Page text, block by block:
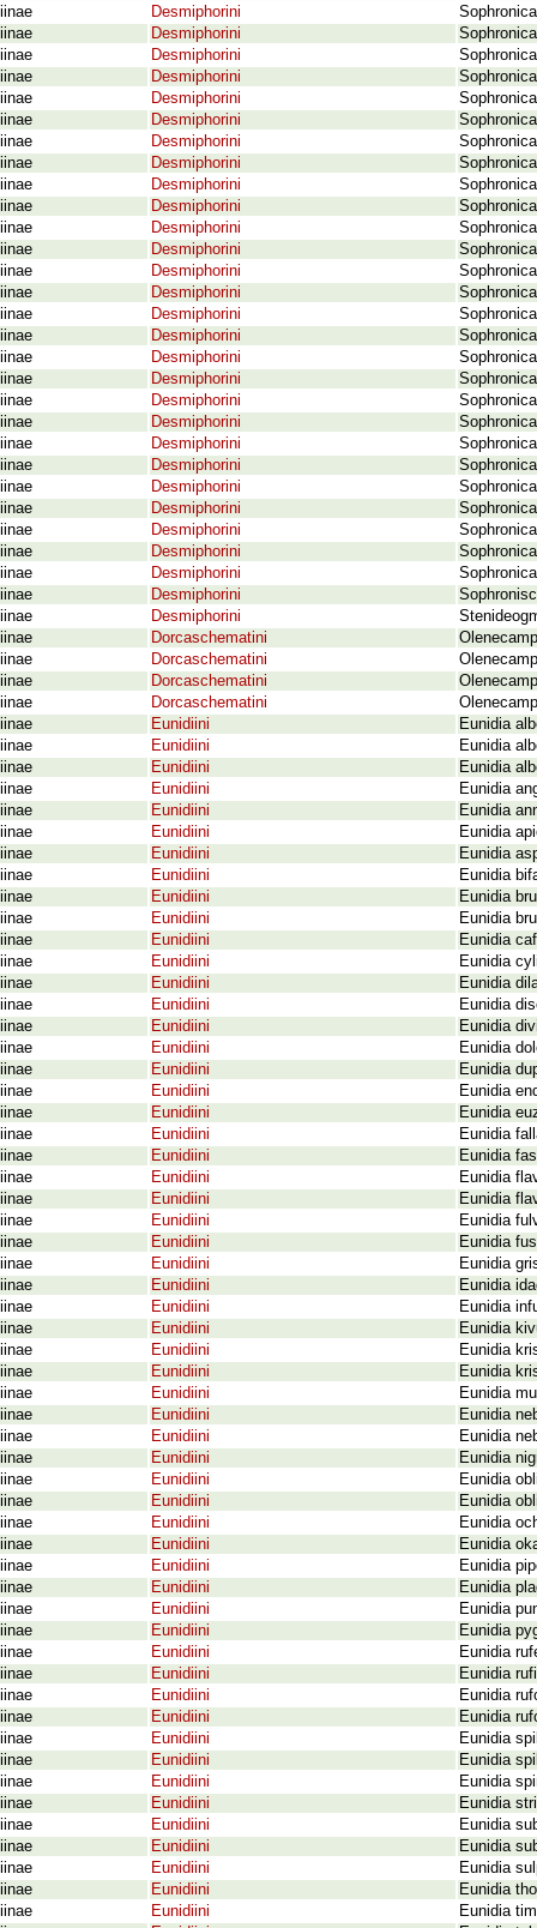
Desmiphorini
Desmiphorini
Desmiphorini
Desmiphorini
Desmiphorini
Desmiphorini
Desmiphorini
Desmiphorini
Desmiphorini
Desmiphorini
Desmiphorini
Desmiphorini
Desmiphorini
Desmiphorini
Desmiphorini
Desmiphorini
Desmiphorini
Desmiphorini
Desmiphorini
Desmiphorini
Desmiphorini
Desmiphorini
Desmiphorini
Desmiphorini
Desmiphorini
Desmiphorini
Desmiphorini
Desmiphorini
Desmiphorini
Dorcaschematini
Dorcaschematini
Dorcaschematini
Dorcaschematini
Eunidiini
Eunidia
Eunidiini
Eunidia
Eunidiini
Eunidia
Eunidiini
Eunidia
Eunidiini
Eunidia
Eunidiini
Eunidia
Eunidiini
Eunidia
Eunidiini
Eunidia
Eunidiini
Eunidia
Eunidiini
Eunidia
Eunidiini
Eunidia
Eunidiini
Eunidia
Eunidiini
Eunidia
Eunidiini
Eunidia
Eunidiini
Eunidia
Eunidiini
Eunidia
Eunidiini
Eunidia
Eunidiini
Eunidia
Eunidiini
Eunidia
Eunidiini
Eunidia
Eunidiini
Eunidia
Eunidiini
Eunidia
Eunidiini
Eunidia
Eunidiini
Eunidia
Eunidiini
Eunidia
Eunidiini
Eunidia
Eunidiini
Eunidia
Eunidiini
Eunidia
Eunidiini
Eunidia
Eunidiini
Eunidia
Eunidiini
Eunidia
Eunidiini
Eunidia
Eunidiini
Eunidia
Eunidiini
Eunidia
Eunidiini
Eunidia
Eunidiini
Eunidia
Eunidiini
Eunidia
Eunidiini
Eunidia
Eunidiini
Eunidia
Eunidiini
Eunidia
Eunidiini
Eunidia
Eunidiini
Eunidia
Eunidiini
Eunidia
Eunidiini
Eunidia
Eunidiini
Eunidia
Eunidiini
Eunidia
Eunidiini
Eunidia
Eunidiini
Eunidia
Eunidiini
Eunidia
Eunidiini
Eunidia
Eunidiini
Eunidia
Eunidiini
Eunidia
Eunidiini
Eunidia
Eunidiini
Eunidia
Eunidiini
Eunidia
Eunidiini
Eunidia